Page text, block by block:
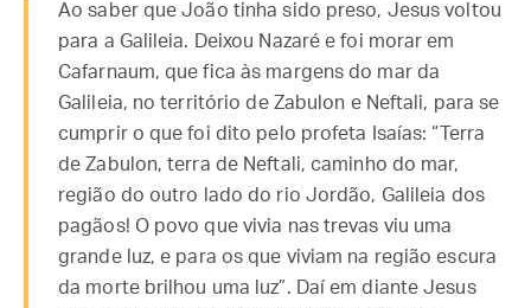
Ao saber que João tinha sido preso, Jesus voltou
para a Galileia. Deixou Nazaré e foi morar em
Cafarnaum, que fica às margens do mar da
Galileia, no território de Zabulon e Neftali, para se
cumprir o que foi dito pelo profeta Isaías: “Terra
de Zabulon, terra de Neftali, caminho do mar,
região do outro lado do rio Jordão, Galileia dos
pagãos! O povo que vivia nas trevas viu uma
grande luz, e para os que viviam na região escura
da morte brilhou uma luz”. Daí em diante Jesus